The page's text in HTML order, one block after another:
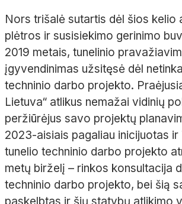
Nors trišalė sutartis dėl šios kelio
plėtros ir susisiekimo gerinimo
2019 metais, tunelinio
įgyvendinimas užsitęsė dėl
techninio darbo projekto.
Lietuva“ atlikus nemažai vidinių
peržiūrėjus savo projektų
2023-aisiais pagaliau inicijuotas ir
tunelio techninio darbo projekto
metų birželį – rinkos konsultacija
techninio darbo projekto, bei šią